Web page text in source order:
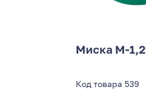
Миска М-1,2
Код товара 539